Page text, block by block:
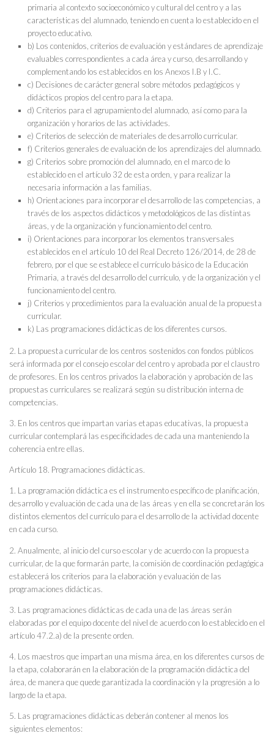
primaria al contexto socioeconómico y cultural del centro y a las
características del alumnado, teniendo en cuenta lo establecido en el
proyecto educativo.
b) Los contenidos, criterios de evaluación y estándares de aprendizaje
evaluables correspondientes a cada área y curso, desarrollando y
complementando los establecidos en los Anexos I.B y I.C.
c) Decisiones de carácter general sobre métodos pedagógicos y
didácticos propios del centro para la etapa.
d) Criterios para el agrupamiento del alumnado, así como para la
organización y horarios de las actividades.
e) Criterios de selección de materiales de desarrollo curricular.
f) Criterios generales de evaluación de los aprendizajes del alumnado.
g) Criterios sobre promoción del alumnado, en el marco de lo
establecido en el artículo 32 de esta orden, y para realizar la
necesaria información a las familias.
h) Orientaciones para incorporar el desarrollo de las competencias, a
través de los aspectos didácticos y metodológicos de las distintas
áreas, y de la organización y funcionamiento del centro.
i) Orientaciones para incorporar los elementos transversales
establecidos en el artículo 10 del Real Decreto 126/2014, de 28 de
febrero, por el que se establece el currículo básico de la Educación
Primaria, a través del desarrollo del currículo, y de la organización y el
funcionamiento del centro.
j) Criterios y procedimientos para la evaluación anual de la propuesta
curricular.
k) Las programaciones didácticas de los diferentes cursos.
2. La propuesta curricular de los centros sostenidos con fondos públicos
será informada por el consejo escolar del centro y aprobada por el claustro
de profesores. En los centros privados la elaboración y aprobación de las
propuestas curriculares se realizará según su distribución interna de
competencias.
3. En los centros que impartan varias etapas educativas, la propuesta
curricular contemplará las especificidades de cada una manteniendo la
coherencia entre ellas.
Artículo 18. Programaciones didácticas.
1. La programación didáctica es el instrumento específico de planificación,
desarrollo y evaluación de cada una de las áreas y en ella se concretarán los
distintos elementos del currículo para el desarrollo de la actividad docente
en cada curso.
2. Anualmente, al inicio del curso escolar y de acuerdo con la propuesta
curricular, de la que formarán parte, la comisión de coordinación pedagógica
establecerá los criterios para la elaboración y evaluación de las
programaciones didácticas.
3. Las programaciones didácticas de cada una de las áreas serán
elaboradas por el equipo docente del nivel de acuerdo con lo establecido en el
artículo 47.2.a) de la presente orden.
4. Los maestros que impartan una misma área, en los diferentes cursos de
la etapa, colaborarán en la elaboración de la programación didáctica del
área, de manera que quede garantizada la coordinación y la progresión a lo
largo de la etapa.
5. Las programaciones didácticas deberán contener al menos los
siguientes elementos: